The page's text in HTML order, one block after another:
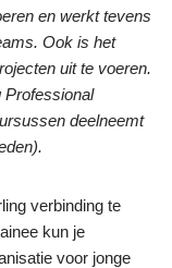
en werkt tevens
Ook is het
uit te voeren.
Professional
deelneemt
verbinding te
kun je
voor jonge